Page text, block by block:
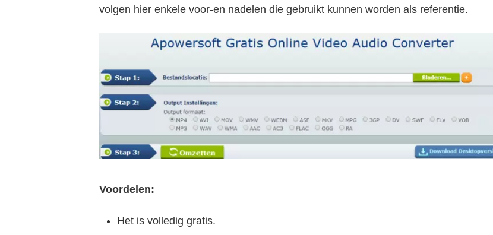
volgen hier enkele voor-en nadelen die gebruikt kunnen worden als referentie.
Voordelen:
Het is volledig gratis.